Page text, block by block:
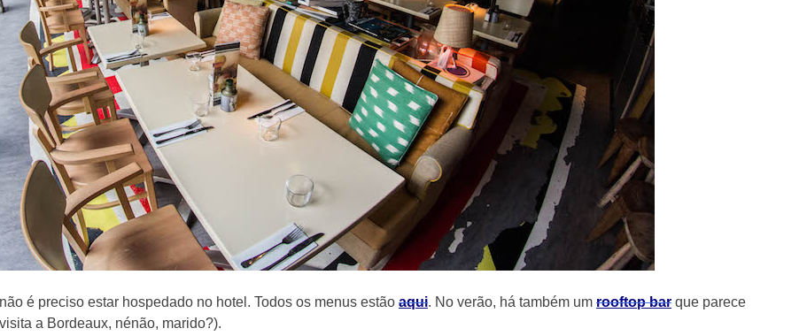
é preciso estar hospedado no hotel. Todos os menus estão aqui. No verão, há também um rooftop bar que parece
a Bordeaux, nénão, marido?).